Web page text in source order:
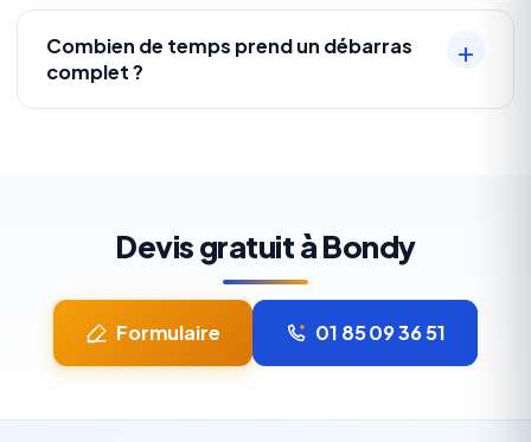
Combien de temps prend un débarras
complet ?
Devis gratuit à Bondy
Formulaire 01 85 09 36 51